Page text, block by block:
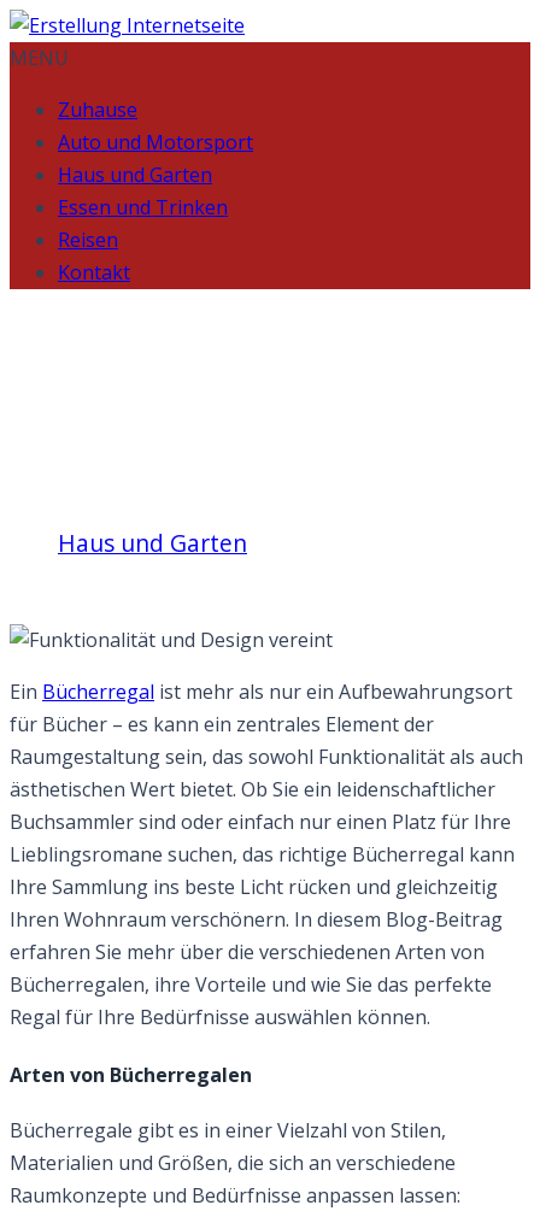
MENU
Zuhause
Auto und Motorsport
Haus und Garten
Essen und Trinken
Reisen
Kontakt
Haus und Garten
Ein Bücherregal ist mehr als nur ein Aufbewahrungsort
für Bücher – es kann ein zentrales Element der
Raumgestaltung sein, das sowohl Funktionalität als auch
ästhetischen Wert bietet. Ob Sie ein leidenschaftlicher
Buchsammler sind oder einfach nur einen Platz für Ihre
Lieblingsromane suchen, das richtige Bücherregal kann
Ihre Sammlung ins beste Licht rücken und gleichzeitig
Ihren Wohnraum verschönern. In diesem Blog-Beitrag
erfahren Sie mehr über die verschiedenen Arten von
Bücherregalen, ihre Vorteile und wie Sie das perfekte
Regal für Ihre Bedürfnisse auswählen können.
Arten von Bücherregalen
Bücherregale gibt es in einer Vielzahl von Stilen,
Materialien und Größen, die sich an verschiedene
Raumkonzepte und Bedürfnisse anpassen lassen: